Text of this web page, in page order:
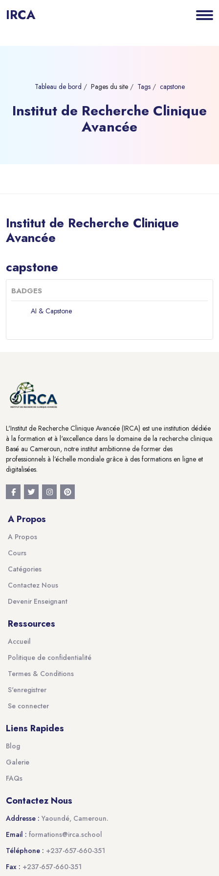
IRCA
Tableau de bord Pages du site Tags capstone
Institut de Recherche Clinique
Avancée
Institut de Recherche Clinique
Avancée
Blocs
capstone
BADGES
AI & Capstone
L'Institut de Recherche Clinique Avancée (IRCA) est une institution dédiée
à la formation et à l'excellence dans le domaine de la recherche clinique.
Basé au Cameroun, notre institut ambitionne de former des
professionnels à l’échelle mondiale grâce à des formations en ligne et
digitalisées.
A Propos
A Propos
Cours
Catégories
Contactez Nous
Devenir Enseignant
Ressources
Accueil
Politique de confidentialité
Termes & Conditions
S'enregistrer
Se connecter
Liens Rapides
Blog
Galerie
FAQs
Contactez Nous
Addresse : Yaoundé, Cameroun.
Email : formations@irca.school
Téléphone : +237-657-660-351
Fax : +237-657-660-351